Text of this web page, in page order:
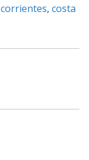
, costa